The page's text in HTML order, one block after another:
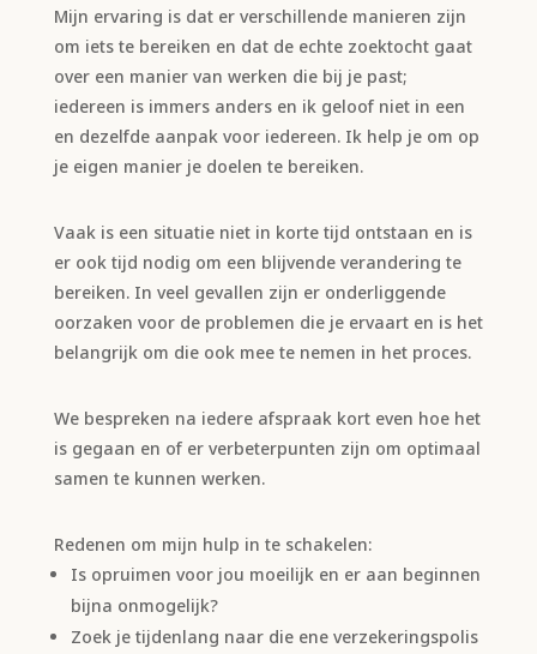
Mijn ervaring is dat er verschillende manieren zijn
om iets te bereiken en dat de echte zoektocht gaat
over een manier van werken die bij je past;
iedereen is immers anders en ik geloof niet in een
en dezelfde aanpak voor iedereen. Ik help je om op
je eigen manier je doelen te bereiken.
Vaak is een situatie niet in korte tijd ontstaan en is
er ook tijd nodig om een blijvende verandering te
bereiken. In veel gevallen zijn er onderliggende
oorzaken voor de problemen die je ervaart en is het
belangrijk om die ook mee te nemen in het proces.
We bespreken na iedere afspraak kort even hoe het
is gegaan en of er verbeterpunten zijn om optimaal
samen te kunnen werken.
Redenen om mijn hulp in te schakelen:
Is opruimen voor jou moeilijk en er aan beginnen
bijna onmogelijk?
Zoek je tijdenlang naar die ene verzekeringspolis